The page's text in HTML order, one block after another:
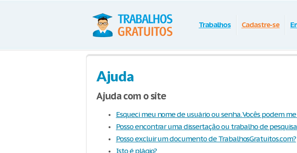
Trabalhos Cadastre-se
Ajuda
Ajuda com o site
Esqueci meu nome de usuário ou senha. Vocês podem
Posso encontrar uma dissertação ou trabalho de
Posso excluir um documento de TrabalhosGratuitos.com?
Isto é plágio?